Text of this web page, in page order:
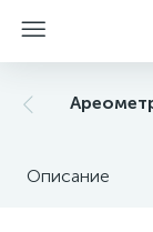
Описание